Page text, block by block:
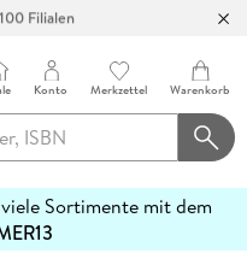
Filialen
Konto Merkzettel Warenkorb
Sortimente mit dem